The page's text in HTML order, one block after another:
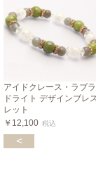
アイドクレース・ラブラ
ドライト デザインブレ
レット
￥12,100 税込
<